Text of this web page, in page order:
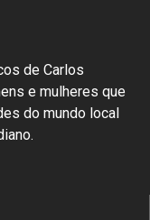
de Carlos
e mulheres que
do mundo local